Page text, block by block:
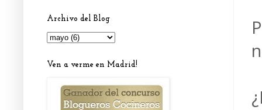
Archivo del Blog
Ven a verme en Madrid!